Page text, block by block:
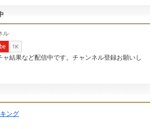
ャ結果など配信中です。チャンネル登録お願いし
ング